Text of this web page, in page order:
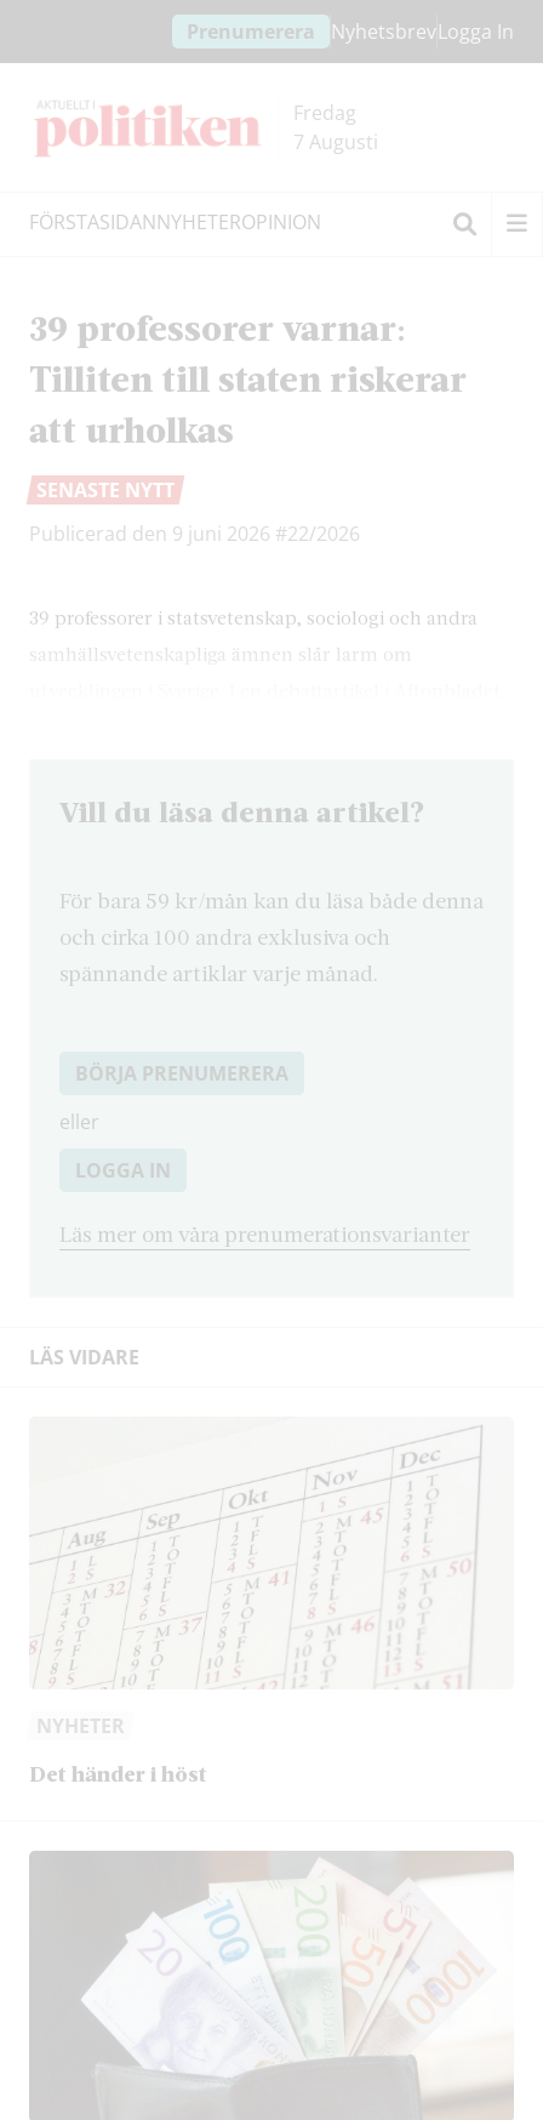
innehållet
headern
Prenumerera NyhetsbrevLogga In
Fredag
7 Augusti
FÖRSTASIDANNYHETEROPINION
39 professorer varnar:
Tilliten till staten riskerar
att urholkas
SENASTE NYTT
Publicerad den 9 juni 2026 #22/2026
39 professorer i statsvetenskap, sociologi och andra
samhällsvetenskapliga ämnen slår larm om
Vill du läsa denna artikel?
För bara 59 kr/mån kan du läsa både denna
och cirka 100 andra exklusiva och
spännande artiklar varje månad.
BÖRJA PRENUMERERA
eller
LOGGA IN
Läs mer om våra prenumerationsvarianter
LÄS VIDARE
NYHETER
Det händer i höst